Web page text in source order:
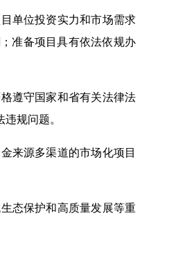
单位投资实力和市场需求
准备项目具有依法依规办
遵守国家和省有关法律法
规问题。
来源多渠道的市场化项目
态保护和高质量发展等重